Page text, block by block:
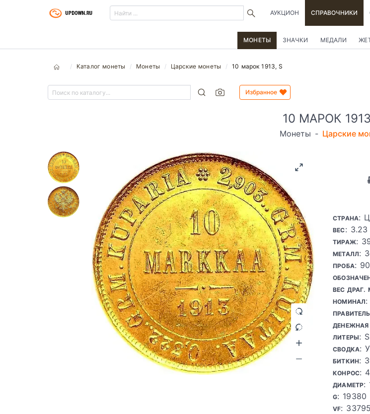
АУКЦИОН СПРАВОЧНИКИ
МОНЕТЫ ЗНАЧКИ МЕДАЛИ
Каталог монеты Монеты Царские монеты 10 марок 1913, S
Избранное
10 МАРОК
Монеты - Царские
СТРАНА:
ВЕС: 3.23
ТИРАЖ:
МЕТАЛЛ:
ПРОБА:
ВЕС ДРАГ.
НОМИНАЛ
ПРАВИТЕЛЬ
ЛИТЕРЫ: S
СВОДКА:
БИТКИН:
КОНРОС:
ДИАМЕТР:
G: 19380
VF: